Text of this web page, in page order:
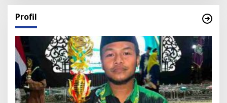
Profil